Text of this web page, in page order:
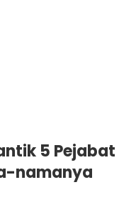
5 Pejabat
namanya